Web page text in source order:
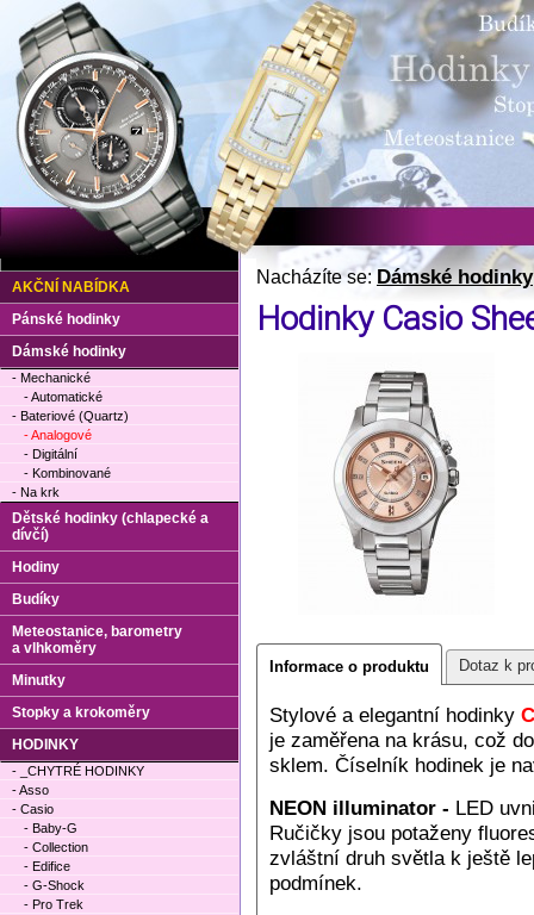
Nacházíte se:Dámské hodinky
Hodinky Casio
Informace o produktu Dotaz k
Stylové a elegantní hodinky
je zaměřena na krásu, což
sklem. Číselník hodinek je
NEON illuminator - LED
Ručičky jsou potaženy
zvláštní druh světla k ještě
podmínek.
AKČNÍ NABÍDKA
Pánské hodinky
Dámské hodinky
- Mechanické
- Automatické
- Bateriové (Quartz)
- Analogové
- Digitální
- Kombinované
- Na krk
Dětské hodinky (chlapecké a
dívčí)
Hodiny
Budíky
Meteostanice, barometry
a vlhkoměry
Minutky
Stopky a krokoměry
HODINKY
- _CHYTRÉ HODINKY
- Asso
- Casio
- Baby-G
- Collection
- Edifice
- G-Shock
- Pro Trek